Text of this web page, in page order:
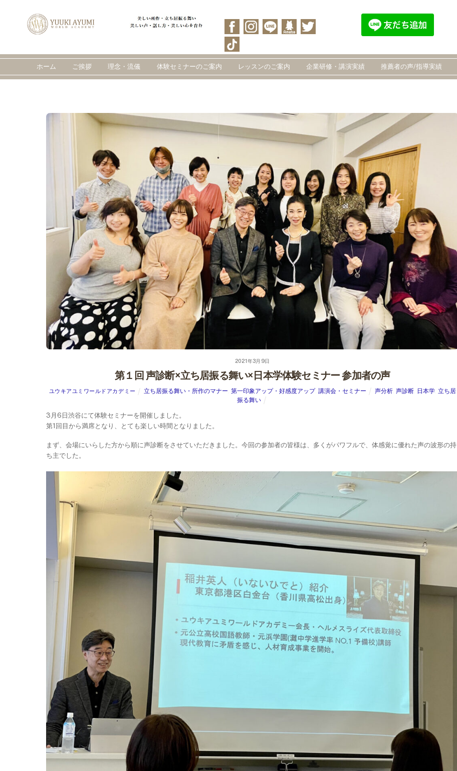
ホーム ご挨拶 理念・流儀 体験セミナーのご案内 レッスンのご案内 企業研修・講演実績 推薦者の声/指導実績
2021年3月9日
第１回 声診断×立ち居振る舞い×日本学体験セミナー 参加者の声
ユウキアユミワールドアカデミー 立ち居振る舞い・所作のマナー 第一印象アップ・好感度アップ, 講演会・セミナー 声分析, 声診断, 日本学, 立ち居
振る舞い
3月6日渋谷にて体験セミナーを開催しました。
第1回目から満席となり、とても楽しい時間となりました。
まず、会場にいらした方から順に声診断をさせていただきました。今回の参加者の皆様は、多くがパワフルで、体感覚に優れた声の波形の持
ち主でした。